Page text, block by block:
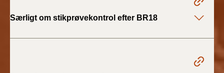
2018)
Særligt om stikprøvekontrol efter BR18